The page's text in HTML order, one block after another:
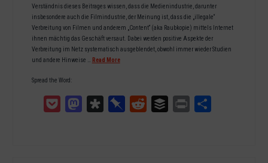
Verständnis dieses Beitrages wissen, dass die Medienindustrie, darunter
insbesondere auch die Filmindustrie, der Meinung ist, dass die „illegale“
Verbreitung von Filmen und anderem „Content“ (aka Raubkopie) mittels Internet
ihnen mächtig das Geschäft versaut. Dabei werden positive Aspekte der
Verbreitung im Netz systematisch ausgeblendet, obwohl immer wieder Studien
und andere Hinweise … Read More
Spread the Word:
Pocket MastodonDiasporaPinboardReddit Buffer Print